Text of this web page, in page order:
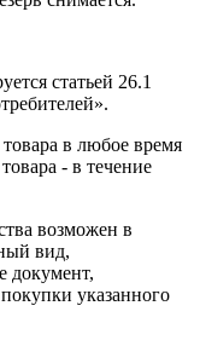
статьей 26.1
товара в любое время
- в течение
возможен в
вид,
документ,
указанного